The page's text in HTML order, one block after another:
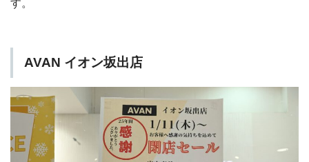
す。
AVAN イオン坂出店